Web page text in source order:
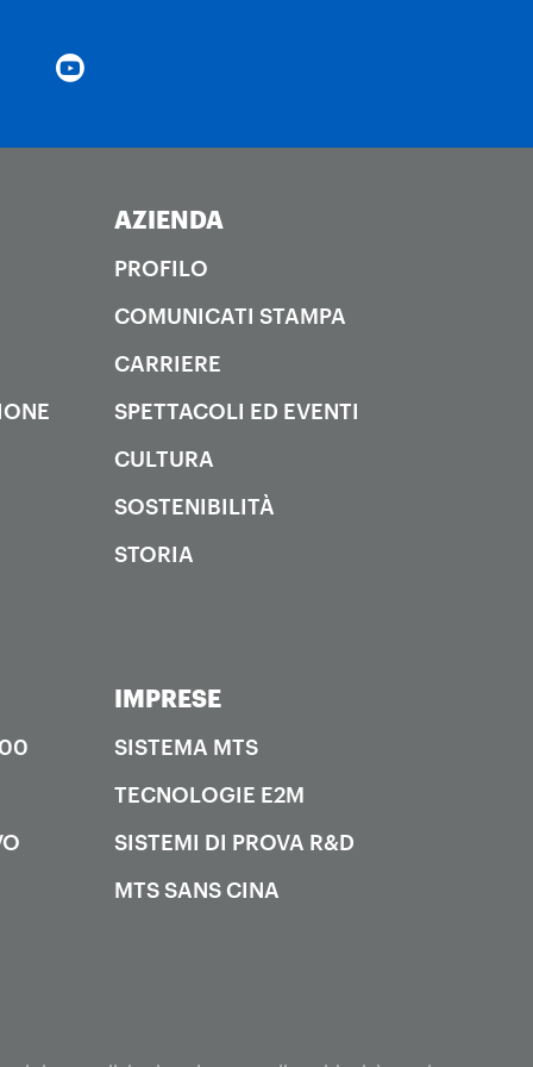
AZIENDA
PROFILO
COMUNICATI STAMPA
CARRIERE
SPETTACOLI ED EVENTI
CULTURA
SOSTENIBILITÀ
STORIA
IMPRESE
SISTEMA MTS
TECNOLOGIE E2M
SISTEMI DI PROVA R&D
MTS SANS CINA